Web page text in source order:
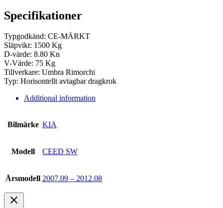
Specifikationer
Typgodkänd: CE-MÄRKT
Släpvikt: 1500 Kg
D-värde: 8.80 Kn
V-Värde: 75 Kg
Tillverkare: Umbra Rimorchi
Typ: Horisontellt avtagbar dragkrok
Additional information
Bilmärke KIA
Modell CEED SW
Årsmodell 2007.09 – 2012.08